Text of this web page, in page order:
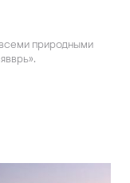
природными